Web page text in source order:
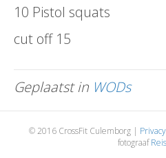
10 Pistol squats
cut off 15
Geplaatst in WODs
© 2016 CrossFit Culemborg | Privacy
fotograaf